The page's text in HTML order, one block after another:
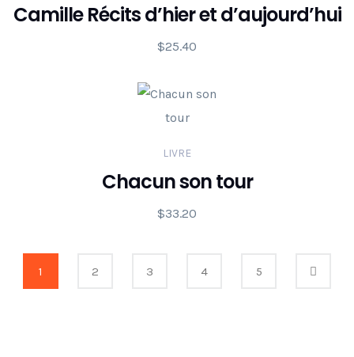
Camille Récits d’hier et d’aujourd’hui
$25.40
LIVRE
Chacun son tour
$33.20
1 2 3 4 5